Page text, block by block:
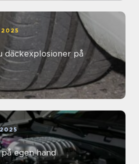
däckexplosioner på
egen hand